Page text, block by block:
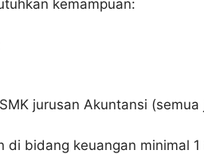
kemampuan:
jurusan Akuntansi (semua
di bidang keuangan minimal 1